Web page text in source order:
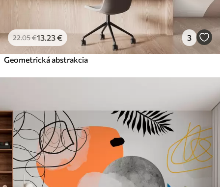
22.05€13 .23€ 3
Geometrická abstrakcia